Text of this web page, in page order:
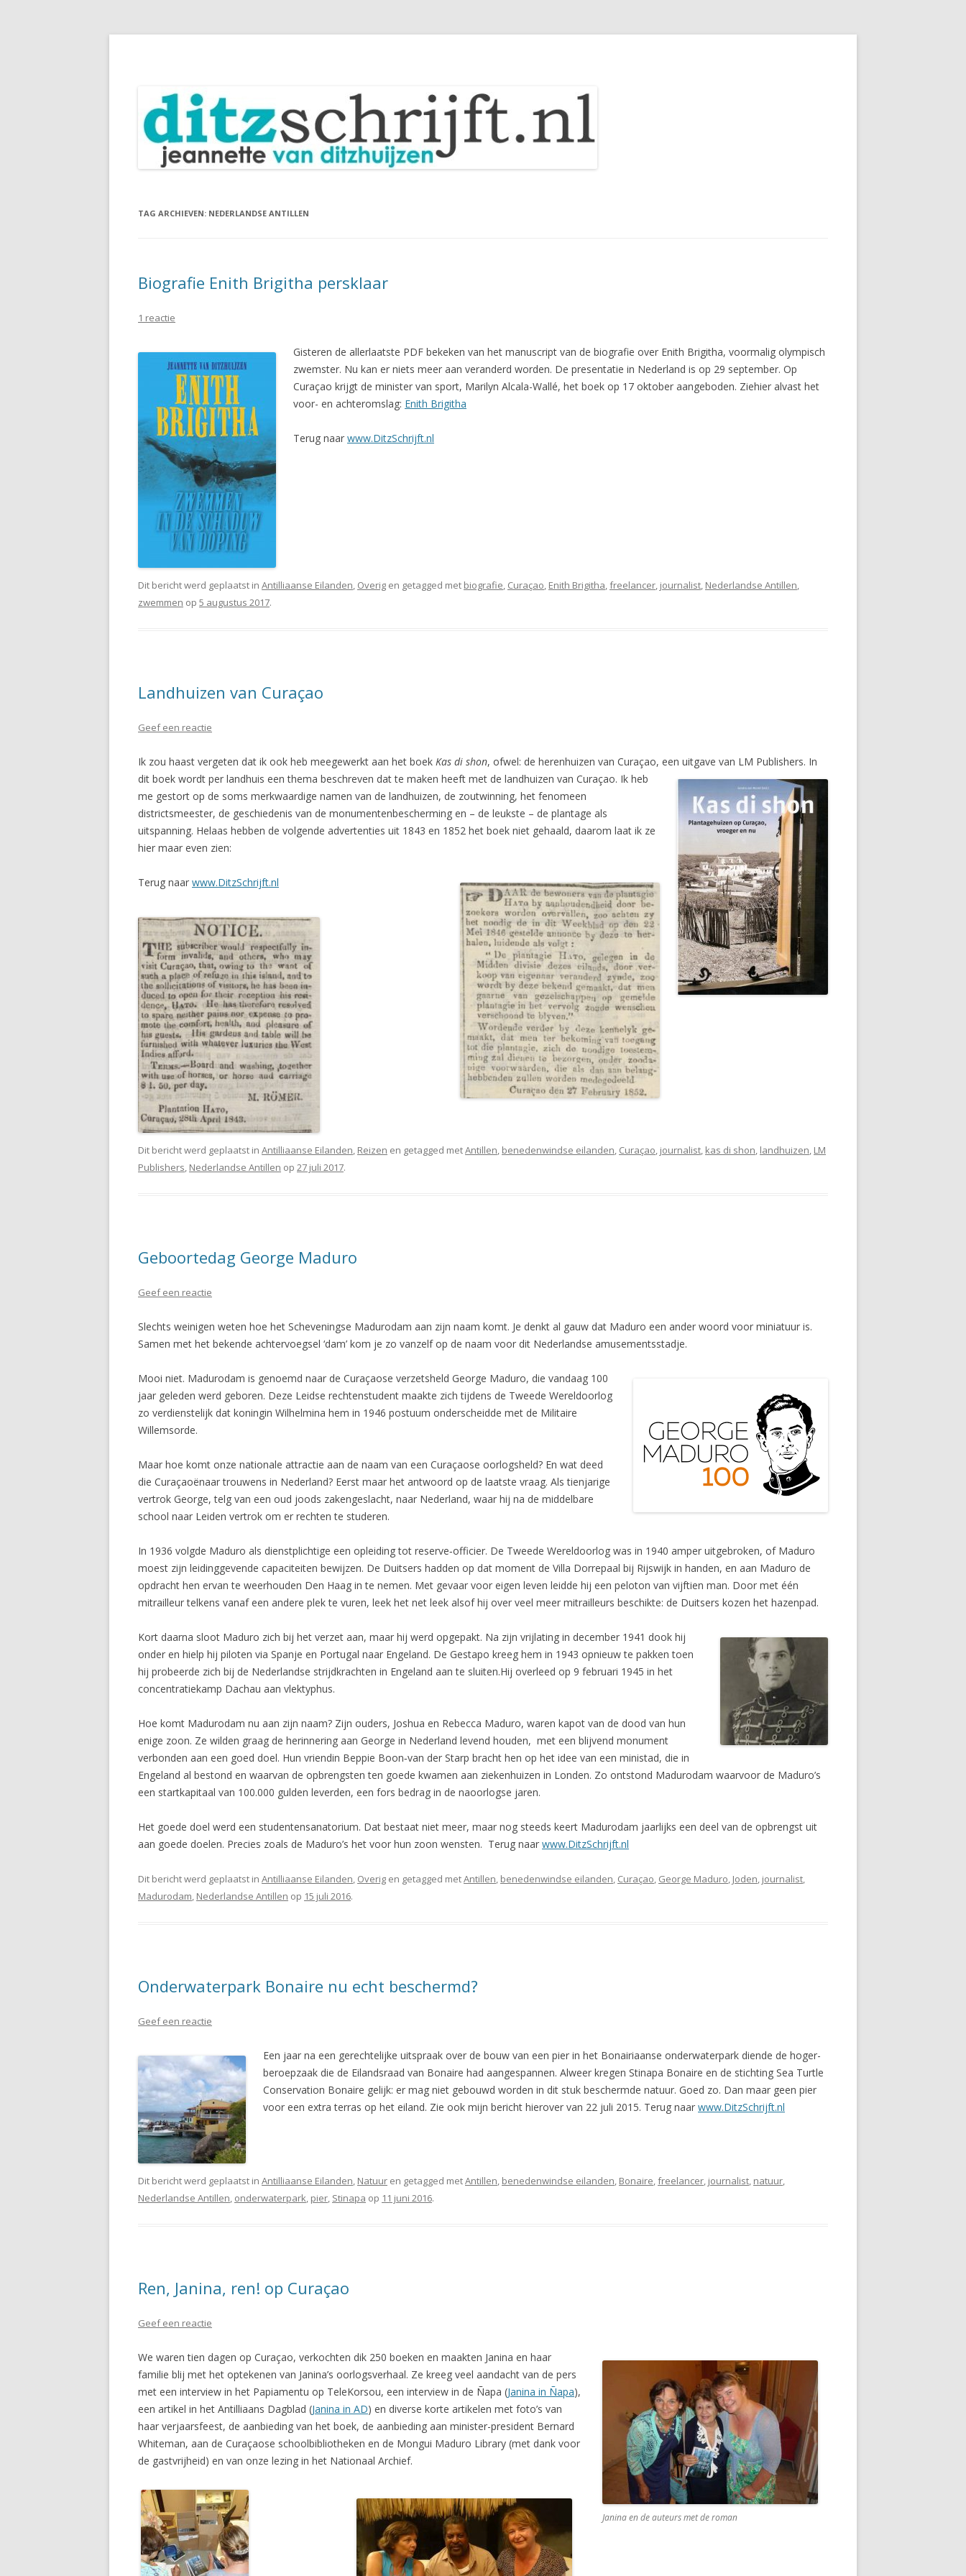
inhoud
TAG ARCHIEVEN: NEDERLANDSE ANTILLEN
Biografie Enith Brigitha persklaar
1 reactie
Gisteren de allerlaatste PDF bekeken van het manuscript van de biografie over Enith Brigitha, voormalig olympisch
zwemster. Nu kan er niets meer aan veranderd worden. De presentatie in Nederland is op 29 september. Op
Curaçao krijgt de minister van sport, Marilyn Alcala-Wallé, het boek op 17 oktober aangeboden. Ziehier alvast het
voor- en achteromslag: Enith Brigitha
Terug naar www.DitzSchrijft.nl
Dit bericht werd geplaatst in Antilliaanse Eilanden, Overig en getagged met biografie, Curaçao, Enith Brigitha,freelancer, journalist, Nederlandse Antillen,
zwemmen op 5 augustus 2017.
Landhuizen van Curaçao
Geef een reactie
Ik zou haast vergeten dat ik ook heb meegewerkt aan het boek Kas di shon, ofwel: de herenhuizen van Curaçao, een uitgave van LM Publishers. In
dit boek wordt per landhuis een thema beschreven dat te maken heeft met de landhuizen van Curaçao. Ik heb
me gestort op de soms merkwaardige namen van de landhuizen, de zoutwinning, het fenomeen
districtsmeester, de geschiedenis van de monumentenbescherming en – de leukste – de plantage als
uitspanning. Helaas hebben de volgende advertenties uit 1843 en 1852 het boek niet gehaald, daarom laat ik ze
hier maar even zien:
Terug naar www.DitzSchrijft.nl
Dit bericht werd geplaatst in Antilliaanse Eilanden, Reizen en getagged metAntillen, benedenwindse eilanden, Curaçao, journalist, kas di shon, landhuizen, LM
Publishers, Nederlandse Antillen op 27 juli 2017.
Geboortedag George Maduro
Geef een reactie
Slechts weinigen weten hoe het Scheveningse Madurodam aan zijn naam komt. Je denkt al gauw dat Maduro een ander woord voor miniatuur is.
Samen met het bekende achtervoegsel ‘dam’ kom je zo vanzelf op de naam voor dit Nederlandse amusementsstadje.
Mooi niet. Madurodam is genoemd naar de Curaçaose verzetsheld George Maduro, die vandaag 100
jaar geleden werd geboren. Deze Leidse rechtenstudent maakte zich tijdens de Tweede Wereldoorlog
zo verdienstelijk dat koningin Wilhelmina hem in 1946 postuum onderscheidde met de Militaire
Willemsorde.
Maar hoe komt onze nationale attractie aan de naam van een Curaçaose oorlogsheld? En wat deed
die Curaçaoënaar trouwens in Nederland? Eerst maar het antwoord op de laatste vraag. Als tienjarige
vertrok George, telg van een oud joods zakengeslacht, naar Nederland, waar hij na de middelbare
school naar Leiden vertrok om er rechten te studeren.
In 1936 volgde Maduro als dienst­plichtige een opleiding tot reserve‑officier. De Tweede Wereldoorlog was in 1940 amper uitgebro­ken, of Maduro
moest zijn leidinggevende capaciteiten bewijzen. De Duitsers hadden op dat moment de Villa Dorrepaal bij Rijswijk in handen, en aan Maduro de
opdracht hen ervan te weerhouden Den Haag in te nemen. Met gevaar voor eigen leven leidde hij een peloton van vijftien man. Door met één
mitrailleur telkens vanaf een andere plek te vuren, leek het net leek alsof hij over veel meer mitrailleurs beschikte: de Duitsers kozen het hazenpad.
Kort daarna sloot Maduro zich bij het verzet aan, maar hij werd opgepakt. Na zijn vrijlating in december 1941 dook hij
onder en hielp hij piloten via Spanje en Portugal naar Engeland. De Gestapo kreeg hem in 1943 opnieuw te pakken toen
hij probeerde zich bij de Nederlandse strijdkrachten in Engeland aan te sluiten.Hij overleed op 9 februari 1945 in het
concentratiekamp Dachau aan vlektyphus.
Hoe komt Madurodam nu aan zijn naam? Zijn ouders, Joshua en Rebecca Maduro, waren kapot van de dood van hun
enige zoon. Ze wilden graag de herinnering aan George in Neder­land levend houden, met een blijvend monument
verbonden aan een goed doel. Hun vriendin Beppie Boon‑van der Starp bracht hen op het idee van een mini­stad, die in
Engeland al bestond en waarvan de opbrengsten ten goede kwamen aan ziekenhuizen in Londen. Zo ontstond Madurodam waarvoor de Madu­ro’s
een startkapitaal van 100.000 gulden leverden, een fors bedrag in de naoorlogse jaren.
Het goede doel werd een studentensanatorium. Dat bestaat niet meer, maar nog steeds keert Madurodam jaarlijks een deel van de opbrengst uit
aan goede doelen. Precies zoals de Maduro’s het voor hun zoon wensten. Terug naar www.DitzSchrijft.nl
Dit bericht werd geplaatst in Antilliaanse Eilanden, Overig en getagged metAntillen, benedenwindse eilanden, Curaçao, George Maduro, Joden, journalist,
Madurodam, Nederlandse Antillen op 15 juli 2016.
Onderwaterpark Bonaire nu echt beschermd?
Geef een reactie
Een jaar na een gerechtelijke uitspraak over de bouw van een pier in het Bonairiaanse onderwaterpark diende de hoger-
beroepzaak die de Eilandsraad van Bonaire had aangespannen. Alweer kregen Stinapa Bonaire en de stichting Sea Turtle
Conservation Bonaire gelijk: er mag niet gebouwd worden in dit stuk beschermde natuur. Goed zo. Dan maar geen pier
voor een extra terras op het eiland. Zie ook mijn bericht hierover van 22 juli 2015. Terug naar www.DitzSchrijft.nl
Dit bericht werd geplaatst in Antilliaanse Eilanden, Natuur en getagged metAntillen, benedenwindse eilanden, Bonaire,freelancer, journalist, natuur,
Nederlandse Antillen, onderwaterpark, pier, Stinapa op 11 juni 2016.
Ren, Janina, ren! op Curaçao
Geef een reactie
Janina en de auteurs met de roman
We waren tien dagen op Curaçao, verkochten dik 250 boeken en maakten Janina en haar
familie blij met het optekenen van Janina’s oorlogsverhaal. Ze kreeg veel aandacht van de pers
met een interview in het Papiamentu op TeleKorsou, een interview in de Ñapa (Janina in Ñapa),
een artikel in het Antilliaans Dagblad (Janina in AD) en diverse korte artikelen met foto’s van
haar verjaarsfeest, de aanbieding van het boek, de aanbieding aan minister-president Bernard
Whiteman, aan de Curaçaose schoolbibliotheken en de Mongui Maduro Library (met dank voor
de gastvrijheid) en van onze lezing in het Nationaal Archief.